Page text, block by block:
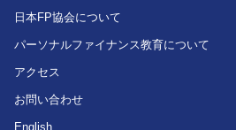
日本FP協会について
パーソナルファイナンス教育について
アクセス
お問い合わせ
English